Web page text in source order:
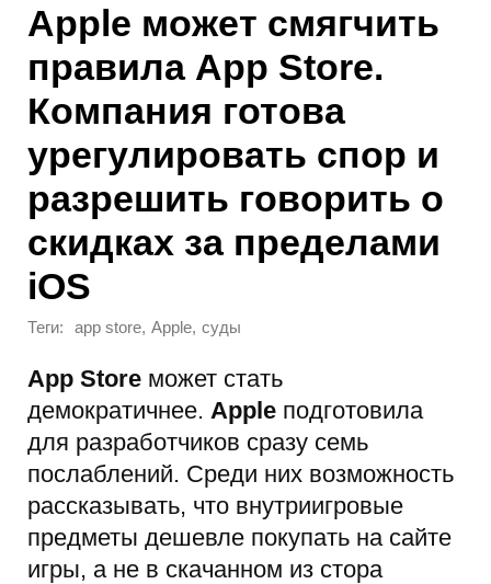
Apple может смягчить
правила App Store.
Компания готова
урегулировать спор и
разрешить говорить о
скидках за пределами
iOS
Теги: app store, Apple, суды
App Store может стать
демократичнее. Apple подготовила
для разработчиков сразу семь
послаблений. Среди них возможность
рассказывать, что внутриигровые
предметы дешевле покупать на сайте
игры, а не в скачанном из стора